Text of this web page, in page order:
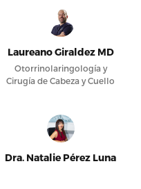
Laureano Giraldez MD
Otorrinolaringología y
Cirugía de Cabeza y Cuello
Dra. Natalie Pérez Luna